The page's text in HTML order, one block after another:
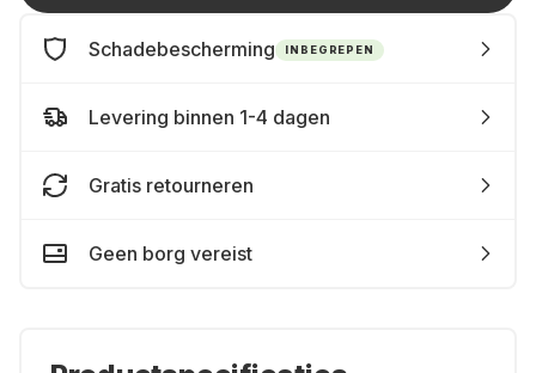
Schadebescherming INBEGREPEN
Levering binnen 1-4 dagen
Gratis retourneren
Geen borg vereist